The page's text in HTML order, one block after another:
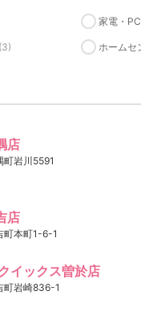
家電・PC
(3) ホームセ
店
町岩川5591
店
町本町1-6-1
イックス曽於店
町岩崎836-1